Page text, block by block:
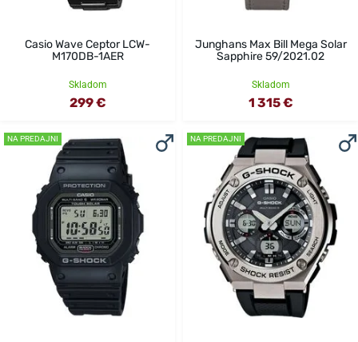
Casio Wave Ceptor LCW-
M170DB-1AER
Skladom
299 €
Junghans Max Bill Mega Solar
Sapphire 59/2021.02
Skladom
1 315 €
NA PREDAJNI NA PREDAJNI